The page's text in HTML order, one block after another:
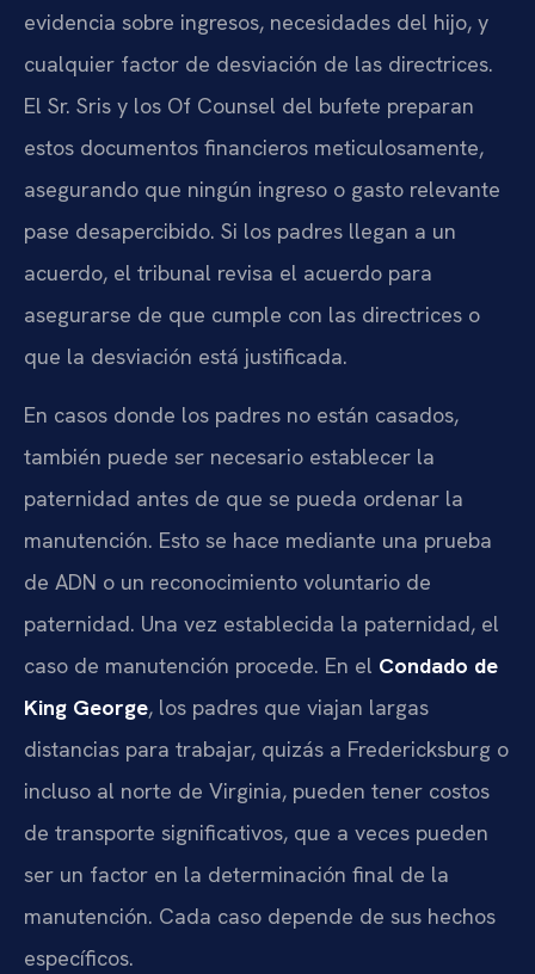
evidencia sobre ingresos, necesidades del hijo, y
cualquier factor de desviación de las directrices.
El Sr. Sris y los Of Counsel del bufete preparan
estos documentos financieros meticulosamente,
asegurando que ningún ingreso o gasto relevante
pase desapercibido. Si los padres llegan a un
acuerdo, el tribunal revisa el acuerdo para
asegurarse de que cumple con las directrices o
que la desviación está justificada.
En casos donde los padres no están casados,
también puede ser necesario establecer la
paternidad antes de que se pueda ordenar la
manutención. Esto se hace mediante una prueba
de ADN o un reconocimiento voluntario de
paternidad. Una vez establecida la paternidad, el
caso de manutención procede. En el Condado de
King George, los padres que viajan largas
distancias para trabajar, quizás a Fredericksburg o
incluso al norte de Virginia, pueden tener costos
de transporte significativos, que a veces pueden
ser un factor en la determinación final de la
manutención. Cada caso depende de sus hechos
específicos.